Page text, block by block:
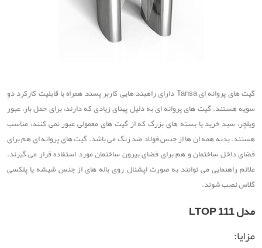
گیت های پروانه ای Tansa دارای راهبند هایی کاربر پسند همراه با قابلیت کارکرد دو
سویه هستند. گیت های پروانه ای به دلیل پهنای زیادی که دارند، برای حمل بار، عبور
ویلچر، سبد خرید یا بسته های بزرگ که از گیت های معمولی عبور نمی کنند، مناسب
هستند. بدنه همه ان ها از جنس فولاد ضد زنگ می باشد. گیت های پروانه ای هم برای
فضای داخل ساختمان و هم برای فضای بیرون ساختمان مورد استفاده قرار می گیرند.
علائم راهنمایی می توانند به صورت اپشنال روی باله های از جنس شیشه یا پلکسی
گلاس نصب شوند.
مدل LTOP 111
مزایا: